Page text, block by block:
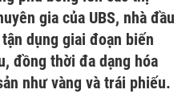
gia của UBS, nhà đầu
dụng giai đoạn biến
đồng thời đa dạng hóa
như vàng và trái phiếu.